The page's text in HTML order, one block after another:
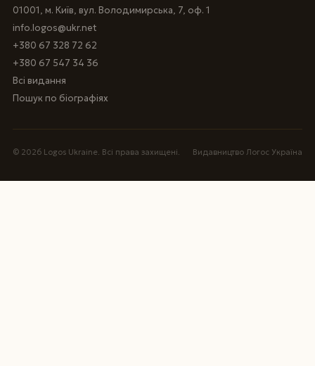
01001, м. Київ, вул. Володимирська, 7, оф. 1
info.logos@ukr.net
+380 67 328 72 62
+380 67 547 34 36
Всі видання
Пошук по біографіях
© 2026 Logos Ukraine. Всі права захищені. Видавництво Логос Україна